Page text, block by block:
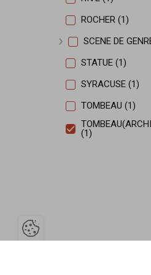
ROCHER (1)
Afficher plus
SCENE DE
STATUE (1)
SYRACUSE (1)
TOMBEAU (1)
(1)
Ouvrir la barre